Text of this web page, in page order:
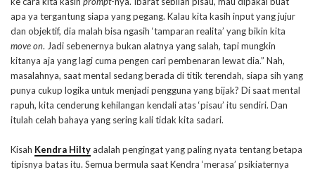
apa ya tergantung siapa yang pegang. Kalau kita kasih input yang jujur
dan objektif, dia malah bisa ngasih ‘tamparan realita’ yang bikin kita
move on. Jadi sebenernya bukan alatnya yang salah, tapi mungkin
kitanya aja yang lagi cuma pengen cari pembenaran lewat dia.” Nah,
masalahnya, saat mental sedang berada di titik terendah, siapa sih yang
punya cukup logika untuk menjadi pengguna yang bijak? Di saat mental
rapuh, kita cenderung kehilangan kendali atas ‘pisau’ itu sendiri. Dan
itulah celah bahaya yang sering kali tidak kita sadari.
Kisah Kendra Hiltyadalah pengingat yang paling nyata tentang betapa
tipisnya batas itu. Semua bermula saat Kendra ‘merasa’ psikiaternya